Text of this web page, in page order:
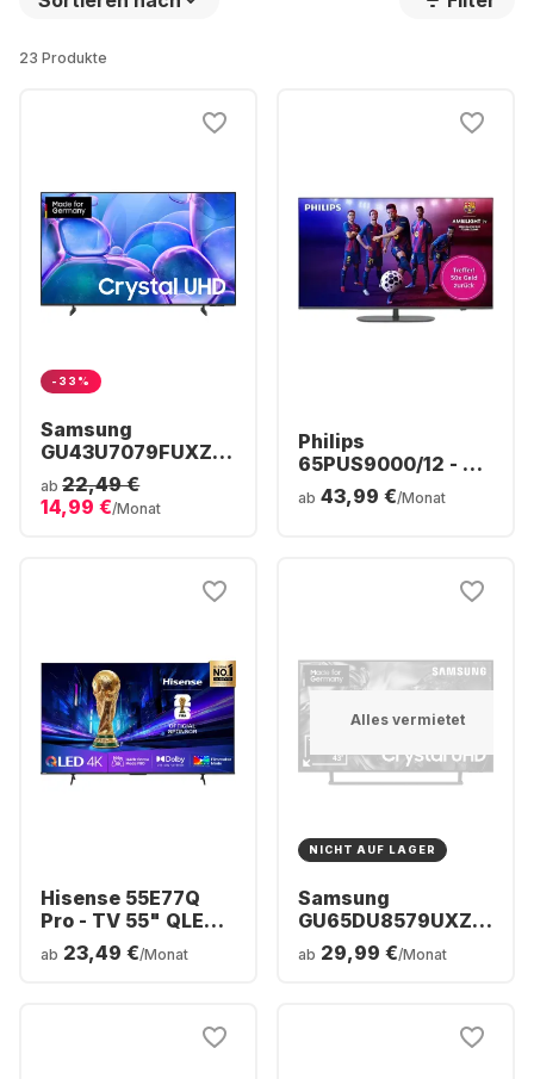
23 Produkte
-33%
Samsung
GU43U7079FUXZG
- TV 43" UHD 4K
ab 22,49 €
14,99 €/Monat
Philips
65PUS9000/12 - TV
65" QLED 4K
ab 43,99 €/Monat
Hisense 55E77Q
Pro - TV 55" QLED
4K
ab 23,49 €/Monat
Alles vermietet
NICHT AUF LAGER
Samsung
GU65DU8579UXZG
- TV 65" Crystal
UHD 4K
ab 29,99 €/Monat